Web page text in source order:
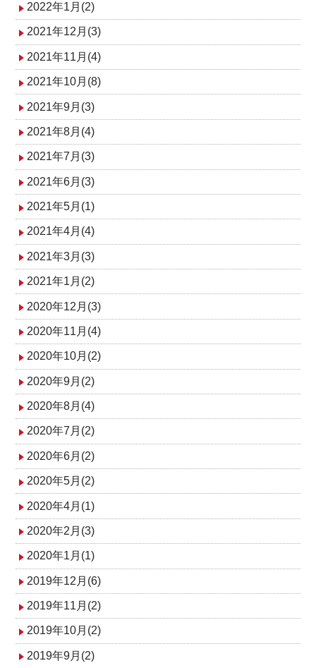
2022年1月(2)
2021年12月(3)
2021年11月(4)
2021年10月(8)
2021年9月(3)
2021年8月(4)
2021年7月(3)
2021年6月(3)
2021年5月(1)
2021年4月(4)
2021年3月(3)
2021年1月(2)
2020年12月(3)
2020年11月(4)
2020年10月(2)
2020年9月(2)
2020年8月(4)
2020年7月(2)
2020年6月(2)
2020年5月(2)
2020年4月(1)
2020年2月(3)
2020年1月(1)
2019年12月(6)
2019年11月(2)
2019年10月(2)
2019年9月(2)